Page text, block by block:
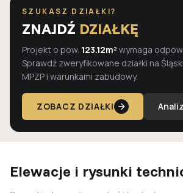
SZUKASZ DZIAŁKI?
ZNAJDŹ DZIAŁKĘ
Projekt o pow. 123.12m² wymaga
Sprawdź zweryfikowane działki na
MPZP i warunkami zabudowy.
ZOBACZ DZIAŁKI
Elewacje i rysunki